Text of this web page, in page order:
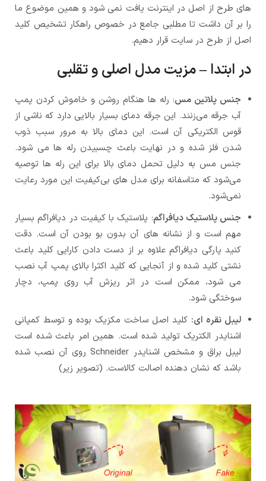
های طرح از اصل در اینترنت یافت نمی شود و همین موضوع ما
را بر آن داشت تا مطلبی جامع در خصوص راهکار تشخیص کلید
اصل از طرح در سایت قرار دهیم.
در ابتدا – مزیت مدل اصلی و تقلبی
جنس پلاتین مس: رله ها هنگام روشن و خاموش کردن پمپ
آب جرقه می‌زنند. این جرقه دمای بسیار بالایی دارد که ناشی از
قوس الکتریکی آن است. این دمای بالا به مرور سبب ذوب
شدن فلز شده و در نهایت باعث چسبیدن رله ها می شود.
جنس مس به دلیل تحمل دمای بالا برای این رله ها توصیه
می‌شود که متاسفانه برای مدل های بی‌کیفیت این مورد رعایت
نمی‌شود.
جنس پلاستیک دیافراگم: پلاستیک با کیفیت در دیافراگم بسیار
مهم است و از نشانه های آن بدون بو بودن آن است. دقت
کنید پارگی دیافراگم علاوه بر از دست دادن کارایی کلید باعث
نشتی کلید شده و از آنجایی که کلید اکثرا بالای پمپ آب نصب
می شود، ممکن است در اثر ریزش آب روی پمپ، دچار
سوختگی شود.
لیبل نقره ای: کلید اصل ساخت مکزیک بوده و توسط کمپانی
اشنایدر الکتریک تولید شده است. همین امر باعث شده است
لیبل براق و مشخص اشنایدر Schneider روی آن نصب شده
باشد که نشان دهنده اصالت کالاست. (تصویر زیر)